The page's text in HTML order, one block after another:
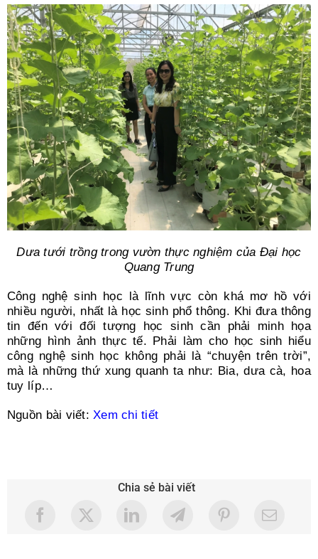
Dưa tưới trồng trong vườn thực nghiệm của Đại học
Quang Trung
Công nghệ sinh học là lĩnh vực còn khá mơ hồ với
nhiều người, nhất là học sinh phổ thông. Khi đưa thông
tin đến với đối tượng học sinh cần phải minh họa
những hình ảnh thực tế. Phải làm cho học sinh hiểu
công nghệ sinh học không phải là “chuyện trên trời”,
mà là những thứ xung quanh ta như: Bia, dưa cà, hoa
tuy líp…
Nguồn bài viết:Xem chi tiết
Chia sẻ bài viết